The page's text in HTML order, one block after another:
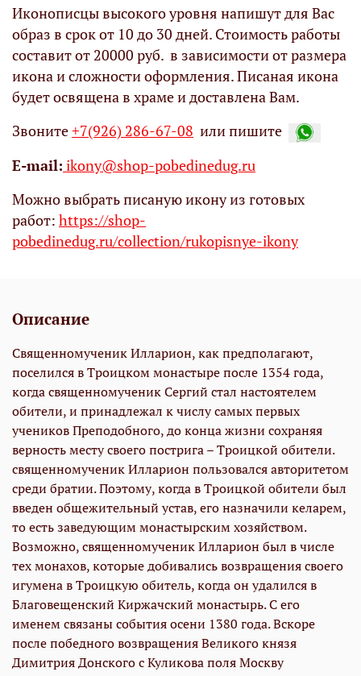
Иконописцы высокого уровня напишут для Вас
образ в срок от 10 до 30 дней. Стоимость работы
составит от 20000 руб. в зависимости от размера
икона и сложности оформления. Писаная икона
будет освящена в храме и доставлена Вам.
Звоните+7(926) 286-67-08 или пишите
Е-mail: ikony@shop-pobedinedug.ru
Можно выбрать писаную икону из готовых
работ: https://shop-
pobedinedug.ru/collection/rukopisnye-ikony
Описание
Священномученик Илларион, как предполагают,
поселился в Троицком монастыре после 1354 года,
когда священномученик Сергий стал настоятелем
обители, и принадлежал к числу самых первых
учеников Преподобного, до конца жизни сохраняя
верность месту своего пострига – Троицкой обители.
священномученик Илларион пользовался авторитетом
среди братии. Поэтому, когда в Троицкой обители был
введен общежительный устав, его назначили келарем,
то есть заведующим монастырским хозяйством.
Возможно, священномученик Илларион был в числе
тех монахов, которые добивались возвращения своего
игумена в Троицкую обитель, когда он удалился в
Благовещенский Киржачский монастырь. С его
именем связаны события осени 1380 года. Вскоре
после победного возвращения Великого князя
Димитрия Донского с Куликова поля Москву